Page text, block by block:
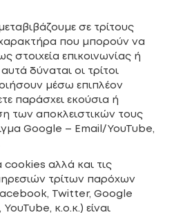
σε τρίτους
που μπορούν να
στοιχεία επικοινωνίας ή
δύναται οι τρίτοι
μέσω επιπλέον
παράσχει εκούσια ή
των αποκλειστικών τους
Google – Email/YouTube,
cookies αλλά και τις
τρίτων παρόχων
Twitter, Google
κ.ο.κ.) είναι